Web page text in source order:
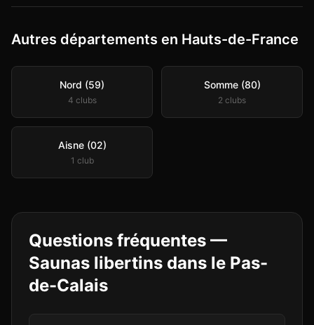
Autres départements en Hauts-de-France
Nord (59)
4 clubs
Somme (80)
2 clubs
Aisne (02)
1 club
Questions fréquentes —
Saunas libertins dans le Pas-
de-Calais